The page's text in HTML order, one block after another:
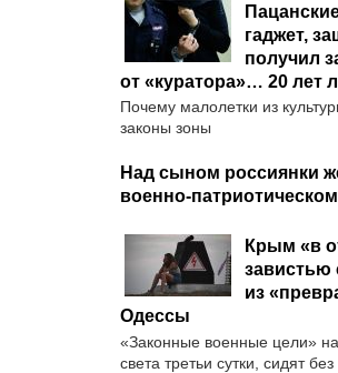
гаджет,
получил
от «куратора»… 20 лет
Почему малолетки из
законы зоны
Над сыном россиянки
военно-
Крым «в
завистью
из
Одессы
«Законные военные цели»
света третьи сутки, сидят